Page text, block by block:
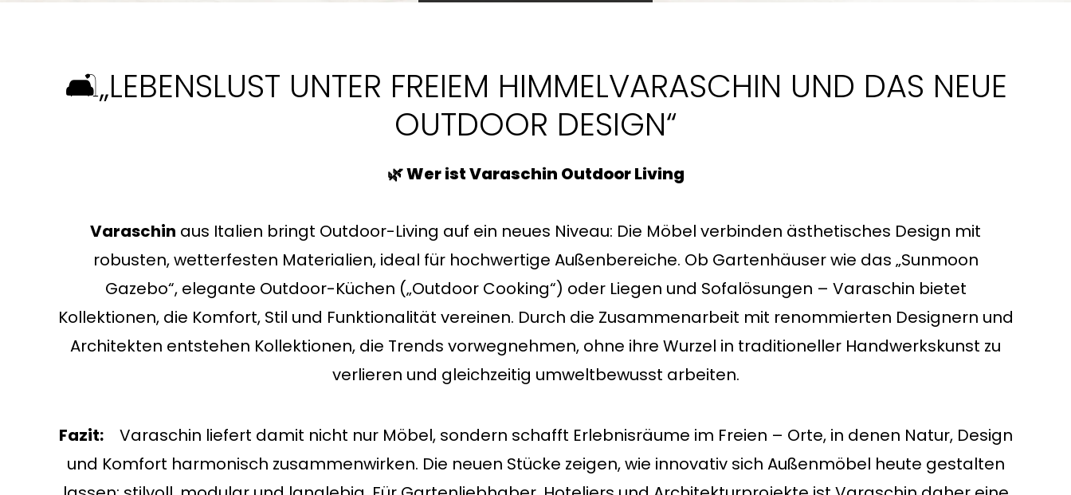
🛋️„LEBENSLUST UNTER FREIEM HIMMELVARASCHIN UND DAS NEUE
OUTDOOR DESIGN“
🌿 Wer ist Varaschin Outdoor Living
Varaschin aus Italien bringt Outdoor-Living auf ein neues Niveau: Die Möbel verbinden ästhetisches Design mit
robusten, wetterfesten Materialien, ideal für hochwertige Außenbereiche. Ob Gartenhäuser wie das „Sunmoon
Gazebo“, elegante Outdoor-Küchen („Outdoor Cooking“) oder Liegen und Sofalösungen – Varaschin bietet
Kollektionen, die Komfort, Stil und Funktionalität vereinen. Durch die Zusammenarbeit mit renommierten Designern und
Architekten entstehen Kollektionen, die Trends vorwegnehmen, ohne ihre Wurzel in traditioneller Handwerkskunst zu
verlieren und gleichzeitig umweltbewusst arbeiten.
Fazit: Varaschin liefert damit nicht nur Möbel, sondern schafft Erlebnisräume im Freien – Orte, in denen Natur, Design
und Komfort harmonisch zusammenwirken. Die neuen Stücke zeigen, wie innovativ sich Außenmöbel heute gestalten